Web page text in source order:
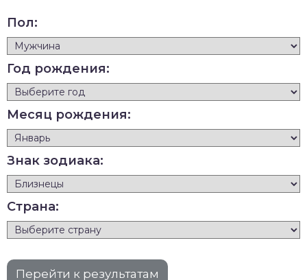
Пол:
Год рождения:
Месяц рождения:
Знак зодиака:
Страна: